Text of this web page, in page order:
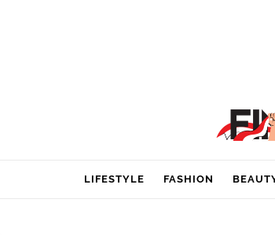
LIFESTYLE FASHION